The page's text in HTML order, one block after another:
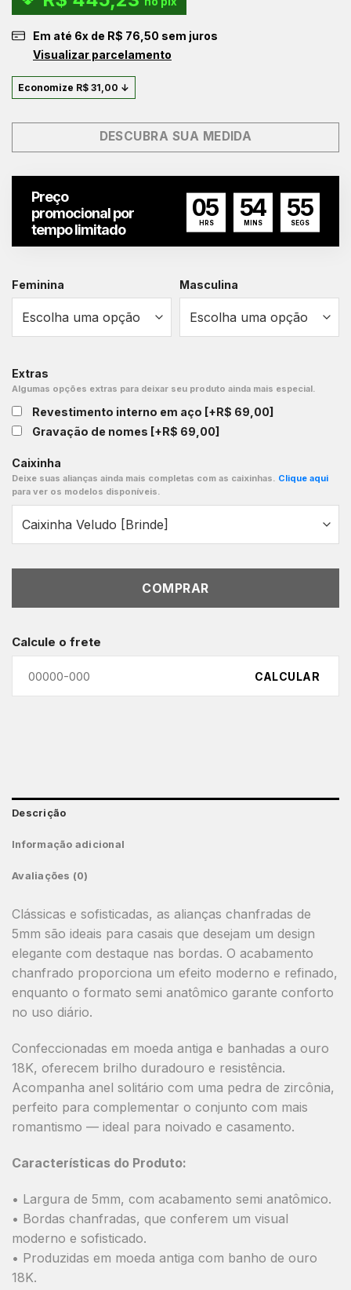
era:
R$ 490,00.R$ 459,00.
Em até 6x de R$ 76,50 sem juros
Visualizar parcelamento
Economize R$ 31,00 ↓
DESCUBRA SUA MEDIDA
Preço
promocional por
tempo limitado
05
HRS
54
MINS
54
SEGS
Feminina Masculina
Extras
Algumas opções extras para deixar seu produto ainda mais especial.
Revestimento interno em aço [+R$ 69,00]
Gravação de nomes [+R$ 69,00]
Caixinha
Deixe suas alianças ainda mais completas com as caixinhas. Clique aqui
para ver os modelos disponíveis.
COMPRAR
Calcule o frete
CALCULAR
Descrição
Informação adicional
Avaliações (0)
Clássicas e sofisticadas, as alianças chanfradas de
5mm são ideais para casais que desejam um design
elegante com destaque nas bordas. O acabamento
chanfrado proporciona um efeito moderno e refinado,
enquanto o formato semi anatômico garante conforto
no uso diário.
Confeccionadas em moeda antiga e banhadas a ouro
18K, oferecem brilho duradouro e resistência.
Acompanha anel solitário com uma pedra de zircônia,
perfeito para complementar o conjunto com mais
romantismo — ideal para noivado e casamento.
Características do Produto:
• Largura de 5mm, com acabamento semi anatômico.
• Bordas chanfradas, que conferem um visual
moderno e sofisticado.
• Produzidas em moeda antiga com banho de ouro
18K.